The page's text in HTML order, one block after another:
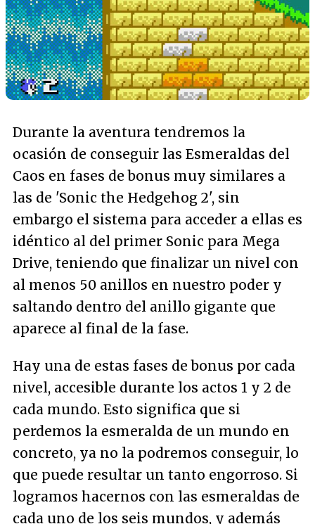
Durante la aventura tendremos la
ocasión de conseguir las Esmeraldas del
Caos en fases de bonus muy similares a
las de 'Sonic the Hedgehog 2', sin
embargo el sistema para acceder a ellas es
idéntico al del primer Sonic para Mega
Drive, teniendo que finalizar un nivel con
al menos 50 anillos en nuestro poder y
saltando dentro del anillo gigante que
aparece al final de la fase.
Hay una de estas fases de bonus por cada
nivel, accesible durante los actos 1 y 2 de
cada mundo. Esto significa que si
perdemos la esmeralda de un mundo en
concreto, ya no la podremos conseguir, lo
que puede resultar un tanto engorroso. Si
logramos hacernos con las esmeraldas de
cada uno de los seis mundos, y además